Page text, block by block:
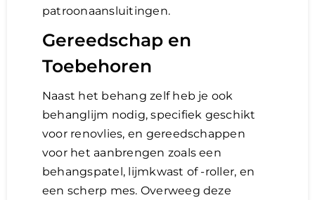
patroonaansluitingen.
Gereedschap en
Toebehoren
Naast het behang zelf heb je ook
behanglijm nodig, specifiek geschikt
voor renovlies, en gereedschappen
voor het aanbrengen zoals een
behangspatel, lijmkwast of -roller, en
een scherp mes. Overweeg deze